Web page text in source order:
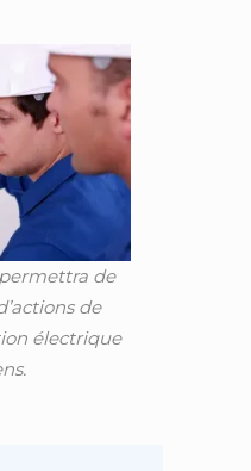
de
de
électrique